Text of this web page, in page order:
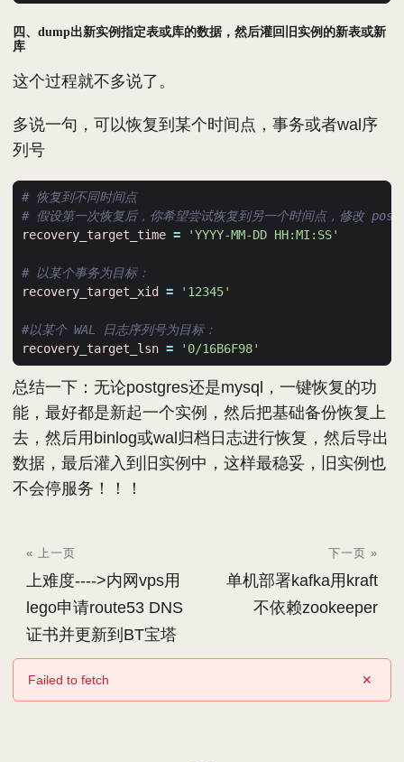
四、dump出新实例指定表或库的数据，然后灌回旧实例的新表或新
库
这个过程就不多说了。
多说一句，可以恢复到某个时间点，事务或者wal序
列号
# 恢复到不同时间点
# 假设第一次恢复后，你希望尝试恢复到另一个时间点，修改
recovery_target_time = 'YYYY-MM-DD HH:MI:SS'
# 以某个事务为目标：
recovery_target_xid
= '12345'
#以某个 WAL 日志序列号为目标：
recovery_target_lsn = '0/16B6F98'
总结一下：无论postgres还是mysql，一键恢复的功
能，最好都是新起一个实例，然后把基础备份恢复上
去，然后用binlog或wal归档日志进行恢复，然后导出
数据，最后灌入到旧实例中，这样最稳妥，旧实例也
不会停服务！！！
« 上一页
上难度---->内网vps用
lego申请route53 DNS
证书并更新到BT宝塔
下一页 »
单机部署kafka用kraft
不依赖zookeeper